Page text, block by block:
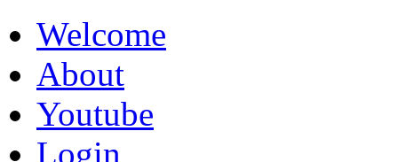
Welcome
About
Youtube
Login